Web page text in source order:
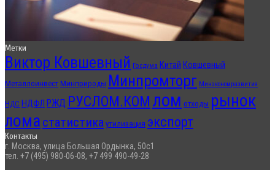
Метки
Виктор Ковшевный Госдума Китай Ковшевный
Металлоинвест Минприроды Минпромторг Минэкономразвития
НДС НДФЛ РЖД РУСЛОМ.КОМ лом отходы рынок
лома статистика утилизация экспорт
Контакты
г. Москва, улица Большая Ордынка, 50с1
тел. +7 (495) 980-06-08, +7 499 490-49-28